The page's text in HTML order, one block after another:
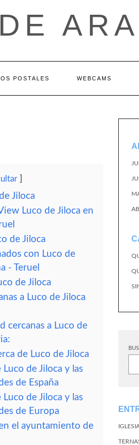
POSTALES WEBCAMS
Jiloca
Luco de Jiloca en
de Jiloca
con Luco de
- Teruel
de Jiloca
a Luco de Jiloca
cercanas a Luco de
de Luco de Jiloca
de Jiloca y las
de España
de Jiloca y las
de Europa
el ayuntamiento de